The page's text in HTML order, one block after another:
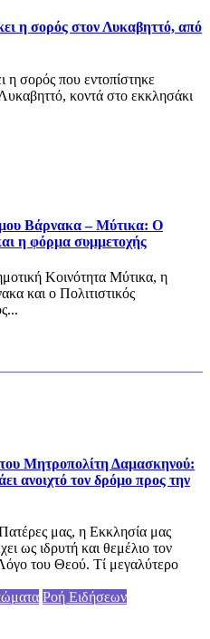
η σορός στον Λυκαβηττό, από
η σορός που εντοπίστηκε
κοντά στο εκκλησάκι
Βάρνακα – Μύτικα: Ο
η φόρμα συμμετοχής
Κοινότητα Μύτικα, η
και ο Πολιτιστικός
Μητροπολίτη Δαμασκηνού:
ανοιχτό τον δρόμο προς την
μας, η Εκκλησία μας
ως ιδρυτή και θεμέλιο τον
του Θεού. Τί μεγαλύτερο
Ροή Ειδήσεων